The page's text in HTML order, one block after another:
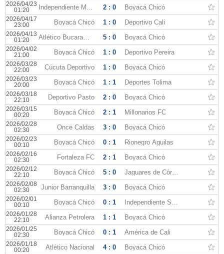
2026/04/23
01:20
Independiente Medellín 2 : 0 Boyacá Chicó
2026/04/17
23:00
Boyacá Chicó 1 : 0 Deportivo Cali
2026/04/13
01:20
Atlético Bucaramanga 5 : 0 Boyacá Chicó
2026/04/02
21:00
Boyacá Chicó 1 : 0 Deportivo Pereira
2026/03/28
22:00
Cúcuta Deportivo 1 : 0 Boyacá Chicó
2026/03/23
20:00
Boyacá Chicó 1 : 1 Deportes Tolima
2026/03/18
22:10
Deportivo Pasto 2 : 0 Boyacá Chicó
2026/03/15
00:20
Boyacá Chicó 2 : 1 Millonarios FC
2026/02/28
02:30
Once Caldas 3 : 0 Boyacá Chicó
2026/02/23
00:10
Boyacá Chicó 0 : 1 Rionegro Águilas
2026/02/16
02:30
Fortaleza FC 2 : 1 Boyacá Chicó
2026/02/12
22:10
Boyacá Chicó 5 : 0 Jaguares de Córdoba
2026/02/08
02:30
Junior Barranquilla 3 : 0 Boyacá Chicó
2026/02/01
00:10
Boyacá Chicó 0 : 1 Independiente Santa Fe
2026/01/28
22:10
Alianza Petrolera 1 : 1 Boyacá Chicó
2026/01/25
02:30
Boyacá Chicó 0 : 1 América de Cali
2026/01/18
00:20
Atlético Nacional 4 : 0 Boyacá Chicó